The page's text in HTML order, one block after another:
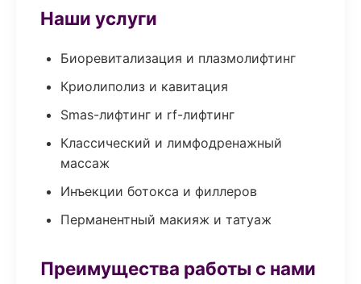
Наши услуги
Биоревитализация и плазмолифтинг
Криолиполиз и кавитация
Smas-лифтинг и rf-лифтинг
Классический и лимфодренажный
массаж
Инъекции ботокса и филлеров
Перманентный макияж и татуаж
Преимущества работы с нами